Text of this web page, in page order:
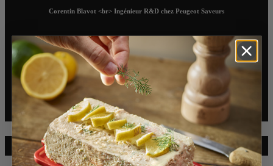
Corentin Blavot <br> Ingénieur R&D chez Peugeot Saveurs